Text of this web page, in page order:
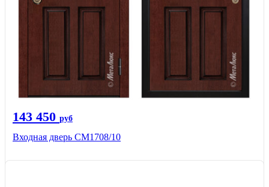
143 450 руб
Входная дверь CМ1708/10